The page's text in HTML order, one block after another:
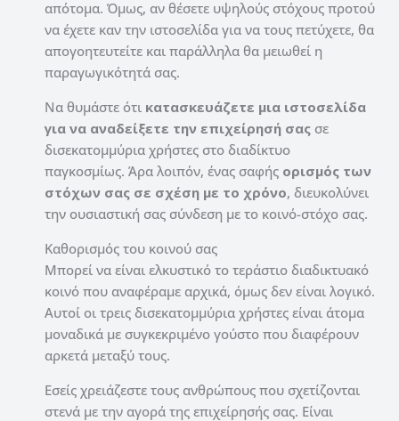
απότομα. Όμως, αν θέσετε υψηλούς στόχους προτού
να έχετε καν την ιστοσελίδα για να τους πετύχετε, θα
απογοητευτείτε και παράλληλα θα μειωθεί η
παραγωγικότητά σας.
Να θυμάστε ότι κατασκευάζετε μια ιστοσελίδα
για να αναδείξετε την επιχείρησή σας σε
δισεκατομμύρια χρήστες στο διαδίκτυο
παγκοσμίως. Άρα λοιπόν, ένας σαφής ορισμός των
στόχων σας σε σχέση με το χρόνο, διευκολύνει
την ουσιαστική σας σύνδεση με το κοινό-στόχο σας.
Καθορισμός του κοινού σας
Μπορεί να είναι ελκυστικό το τεράστιο διαδικτυακό
κοινό που αναφέραμε αρχικά, όμως δεν είναι λογικό.
Αυτοί οι τρεις δισεκατομμύρια χρήστες είναι άτομα
μοναδικά με συγκεκριμένο γούστο που διαφέρουν
αρκετά μεταξύ τους.
Εσείς χρειάζεστε τους ανθρώπους που σχετίζονται
στενά με την αγορά της επιχείρησής σας. Είναι